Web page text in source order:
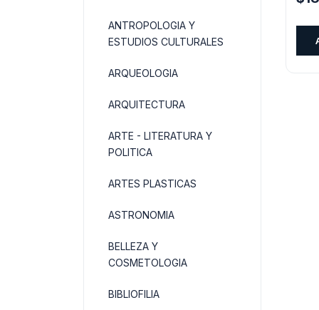
ANTROPOLOGIA Y
ESTUDIOS CULTURALES
ARQUEOLOGIA
ARQUITECTURA
ARTE - LITERATURA Y
POLITICA
ARTES PLASTICAS
ASTRONOMIA
BELLEZA Y
COSMETOLOGIA
BIBLIOFILIA